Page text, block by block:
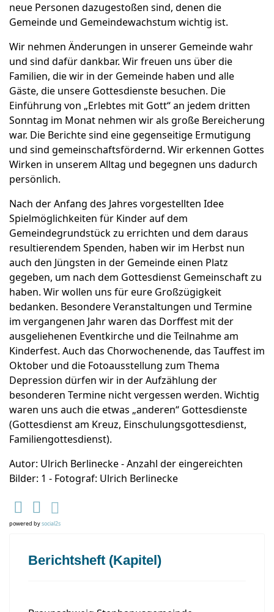
neue Personen dazugestoßen sind, denen die
Gemeinde und Gemeindewachstum wichtig ist.
Wir nehmen Änderungen in unserer Gemeinde wahr
und sind dafür dankbar. Wir freuen uns über die
Familien, die wir in der Gemeinde haben und alle
Gäste, die unsere Gottesdienste besuchen. Die
Einführung von „Erlebtes mit Gott“ an jedem dritten
Sonntag im Monat nehmen wir als große Bereicherung
war. Die Berichte sind eine gegenseitige Ermutigung
und sind gemeinschaftsfördernd. Wir erkennen Gottes
Wirken in unserem Alltag und begegnen uns dadurch
persönlich.
Nach der Anfang des Jahres vorgestellten Idee
Spielmöglichkeiten für Kinder auf dem
Gemeindegrundstück zu errichten und dem daraus
resultierendem Spenden, haben wir im Herbst nun
auch den Jüngsten in der Gemeinde einen Platz
gegeben, um nach dem Gottesdienst Gemeinschaft zu
haben. Wir wollen uns für eure Großzügigkeit
bedanken. Besondere Veranstaltungen und Termine
im vergangenen Jahr waren das Dorffest mit der
ausgeliehenen Eventkirche und die Teilnahme am
Kinderfest. Auch das Chorwochenende, das Tauffest im
Oktober und die Fotoausstellung zum Thema
Depression dürfen wir in der Aufzählung der
besonderen Termine nicht vergessen werden. Wichtig
waren uns auch die etwas „anderen“ Gottesdienste
(Gottesdienst am Kreuz, Einschulungsgottesdienst,
Familiengottesdienst).
Autor: Ulrich Berlinecke - Anzahl der eingereichten
Bilder: 1 - Fotograf: Ulrich Berlinecke
powered bysocial2s
Berichtsheft (Kapitel)